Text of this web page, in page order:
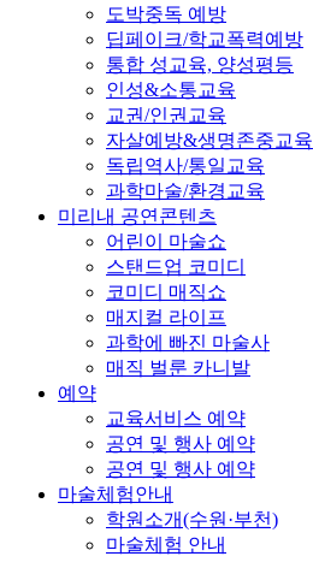
도박중독 예방
딥페이크/학교폭력예방
통합 성교육, 양성평등
인성&소통교육
교권/인권교육
자살예방&생명존중교육
독립역사/통일교육
과학마술/환경교육
미리내 공연콘텐츠
어린이 마술쇼
스탠드업 코미디
코미디 매직쇼
매지컬 라이프
과학에 빠진 마술사
매직 벌룬 카니발
예약
교육서비스 예약
공연 및 행사 예약
공연 및 행사 예약
마술체험안내
학원소개(수원·부천)
마술체험 안내